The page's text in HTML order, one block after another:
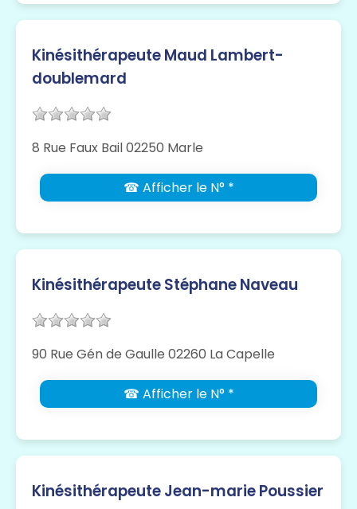
Kinésithérapeute Maud Lambert-
doublemard
8 Rue Faux Bail 02250 Marle
☎ Afficher le N° *
Kinésithérapeute Stéphane Naveau
90 Rue Gén de Gaulle 02260 La Capelle
☎ Afficher le N° *
Kinésithérapeute Jean-marie Poussier